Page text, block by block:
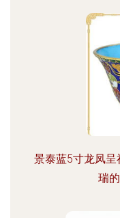
景泰蓝5寸龙凤
瑞